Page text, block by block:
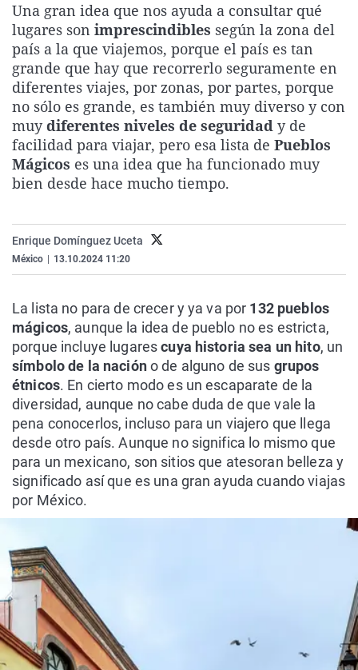
Operación Viuda
Navarra
País Vasco
Una gran idea que nos ayuda a consultar qué
lugares son imprescindibles según la zona del
país a la que viajemos, porque el país es tan
grande que hay que recorrerlo seguramente en
diferentes viajes, por zonas, por partes, porque
no sólo es grande, es también muy diverso y con
muydiferentes niveles de seguridad y de
facilidad para viajar, pero esa lista de Pueblos
Mágicos es una idea que ha funcionado muy
bien desde hace mucho tiempo.
Enrique Domínguez Uceta
México 13.10.2024 11:20
La lista no para de crecer y ya va por 132 pueblos
mágicos, aunque la idea de pueblo no es estricta,
porque incluye lugarescuya historia sea un hito, un
símbolo de la nacióno de alguno de sus grupos
étnicos. En cierto modo es un escaparate de la
diversidad, aunque no cabe duda de que vale la
pena conocerlos, incluso para un viajero que llega
desde otro país. Aunque no significa lo mismo que
para un mexicano, son sitios que atesoran belleza y
significado así que es una gran ayuda cuando viajas
por México.